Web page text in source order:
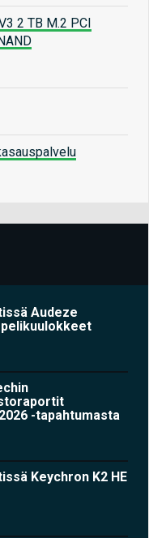
2 TB M.2 PCI
Audeze
-tapahtumasta
Keychron K2 HE